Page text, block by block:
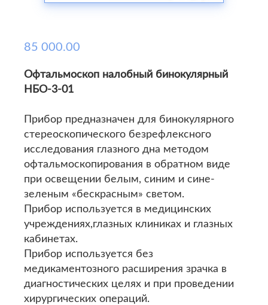
85 000.00
Офтальмоскоп налобный бинокулярный
НБО-3-01
Прибор предназначен для бинокулярного
стереоскопического безрефлексного
исследования глазного дна методом
офтальмоскопирования в обратном виде
при освещении белым, синим и сине-
зеленым «бескрасным» светом.
Прибор используется в медицинских
учреждениях,глазных клиниках и глазных
кабинетах.
Прибор используется без
медикаментозного расширения зрачка в
диагностических целях и при проведении
хирургических операций.